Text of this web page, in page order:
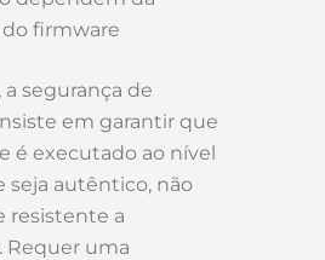
firmware
segurança de
em garantir que
é executado ao nível
seja autêntico, não
resistente a
Requer uma